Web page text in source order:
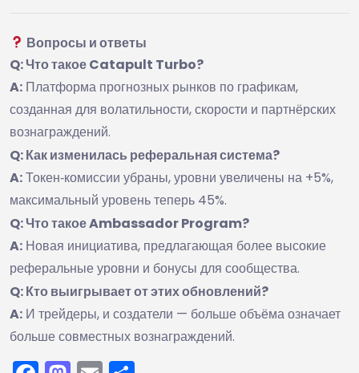
Вопросы и ответы
Q: Что такое Catapult Turbo?
A: Платформа прогнозных рынков по графикам,
созданная для волатильности, скорости и партнёрских
вознаграждений.
Q: Как изменилась реферальная система?
A:Токен‑комиссии убраны, уровни увеличены на +5%,
максимальный уровень теперь 45%.
Q: Что такое Ambassador Program?
A: Новая инициатива, предлагающая более высокие
реферальные уровни и бонусы для сообщества.
Q: Кто выигрывает от этих обновлений?
A: И трейдеры, и создатели — больше объёма означает
больше совместных вознаграждений.